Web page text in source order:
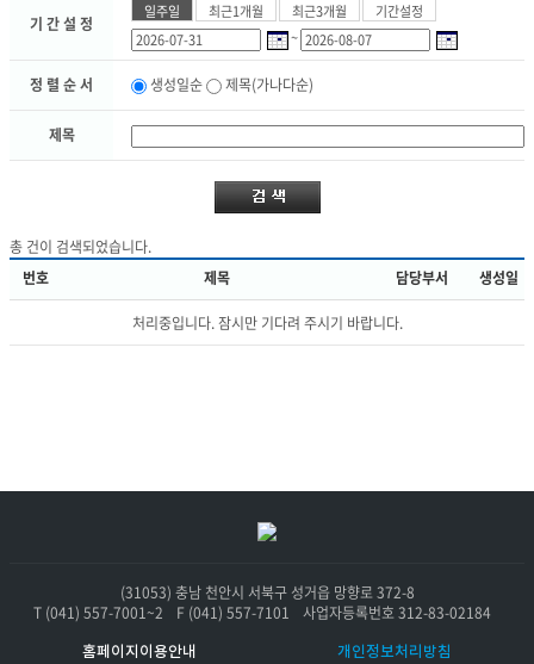
기 간 설 정
일주일 최근1개월 최근3개월
기간설정
~
정 렬 순 서 생성일순 제목(가나다순)
제목
제
목
총 건이 검색되었습니다.
번호
제목 담당부서 생성일
처리중입니다. 잠시만 기다려 주시기 바랍니다.
(31053) 충남 천안시 서북구 성거읍 망향로 372-8
T (041) 557-7001~2
F (041) 557-7101 사업자등록번호 312-83-02184
홈페이지이용안내 개인정보처리방침